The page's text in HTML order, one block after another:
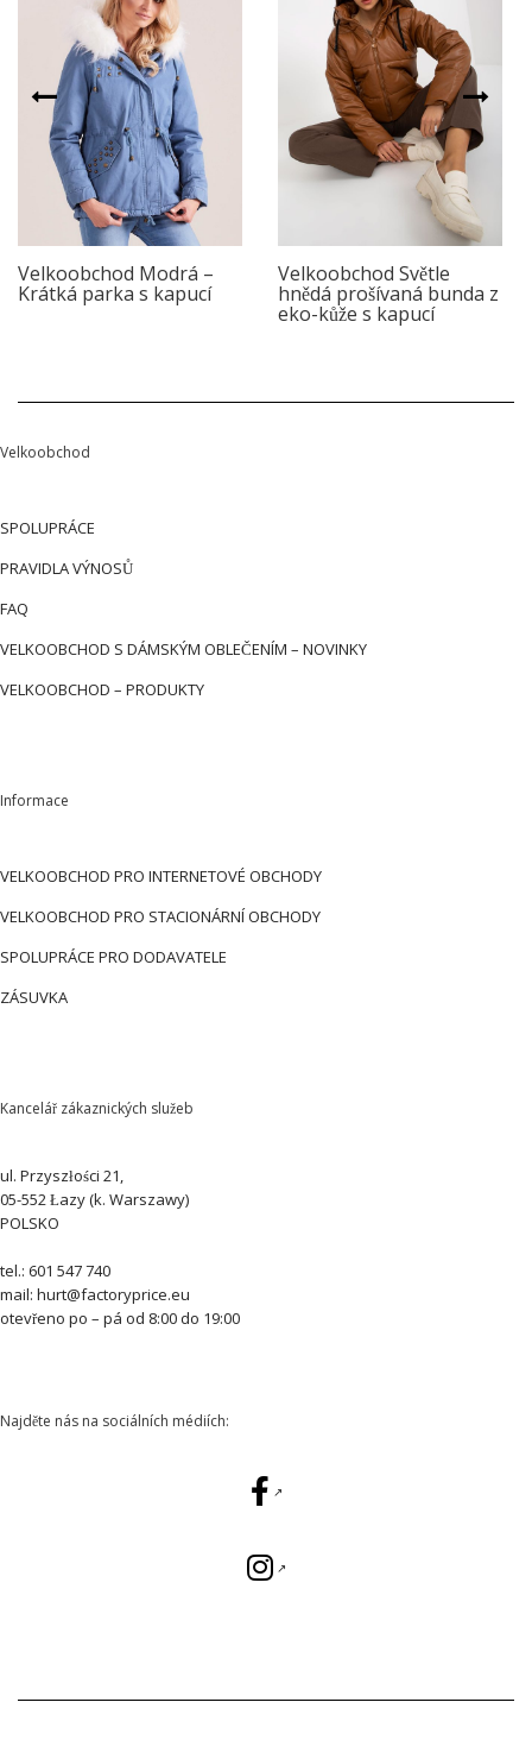
Velkoobchod Modrá –
Krátká parka s kapucí
Velkoobchod Světle
hnědá prošívaná bunda z
eko-kůže s kapucí
Velkoobchod
SPOLUPRÁCE
PRAVIDLA VÝNOSŮ
FAQ
VELKOOBCHOD S DÁMSKÝM OBLEČENÍM – NOVINKY
VELKOOBCHOD – PRODUKTY
Informace
VELKOOBCHOD PRO INTERNETOVÉ OBCHODY
VELKOOBCHOD PRO STACIONÁRNÍ OBCHODY
SPOLUPRÁCE PRO DODAVATELE
ZÁSUVKA
Kancelář zákaznických služeb
ul. Przyszłości 21,
05-552 Łazy (k. Warszawy)
POLSKO
tel.: 601 547 740
mail: hurt@factoryprice.eu
otevřeno po – pá od 8:00 do 19:00
Najděte nás na sociálních médiích: